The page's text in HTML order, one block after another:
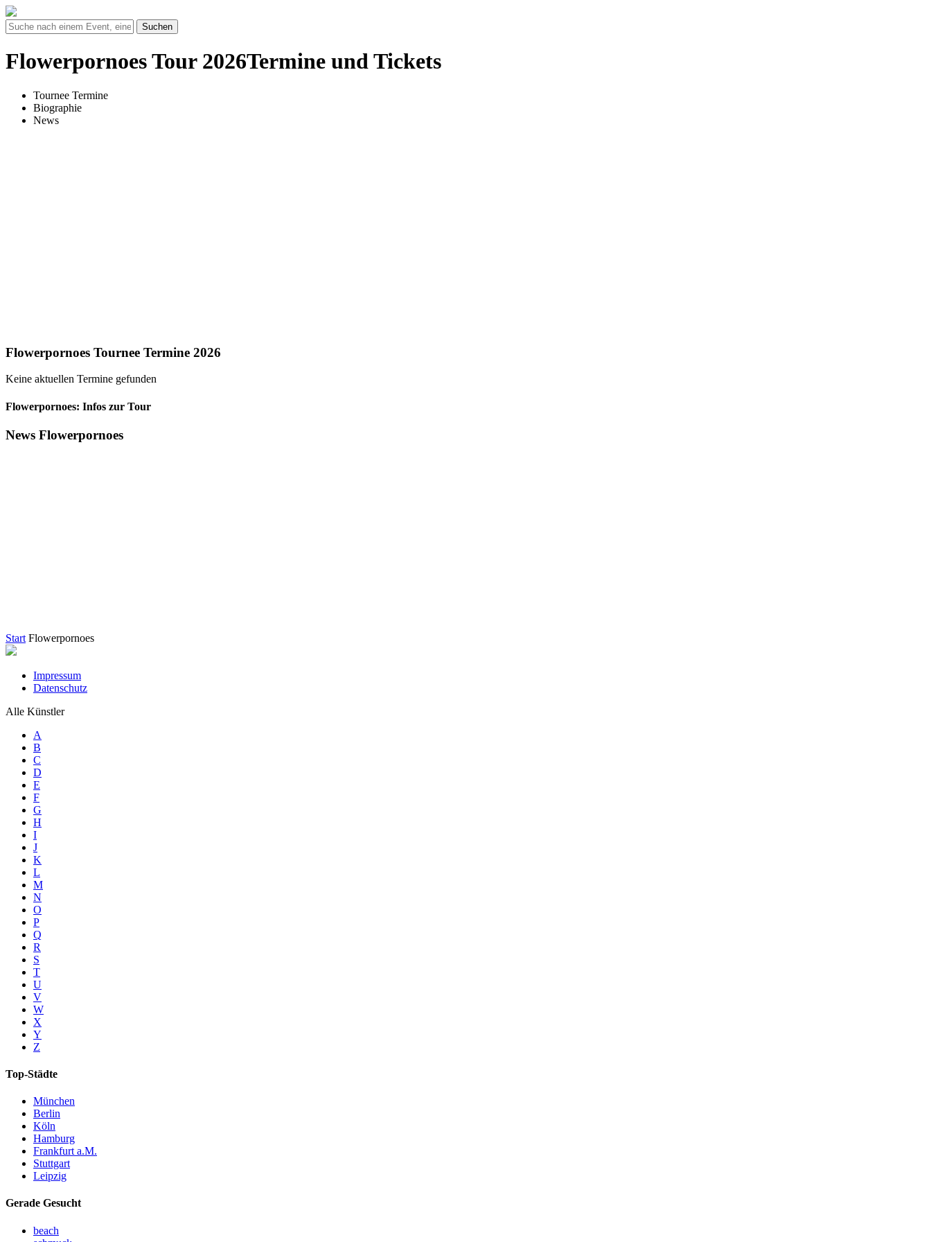
Suchen
Flowerpornoes Tour 2026Termine und Tickets
Tournee Termine
Biographie
News
Flowerpornoes Tournee Termine 2026
Keine aktuellen Termine gefunden
Flowerpornoes: Infos zur Tour
News Flowerpornoes
Start Flowerpornoes
Impressum
Datenschutz
Alle Künstler
A
B
C
D
E
F
G
H
I
J
K
L
M
N
O
P
Q
R
S
T
U
V
W
X
Y
Z
Top-Städte
München
Berlin
Köln
Hamburg
Frankfurt a.M.
Stuttgart
Leipzig
Gerade Gesucht
beach